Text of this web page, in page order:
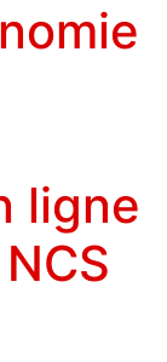
ligne